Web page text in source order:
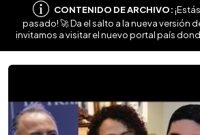
CONTENIDO DE ARCHIVO:
pasado! 🚀 Da el salto a la nueva versión
invitamos a visitar el nuevo portal país